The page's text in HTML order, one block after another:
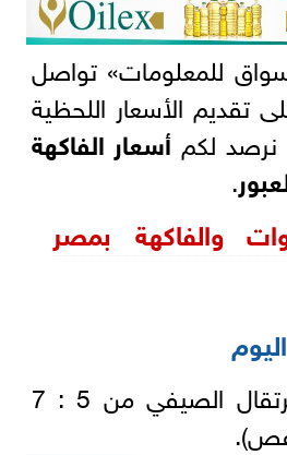
للمعلومات» تواصل
تقديم الأسعار اللحظية
نرصد لكم أسعار الفاكهة
.
والفاكهة بمصر
تراوحت أسعار البرتقال الصيفي من 5 : 7